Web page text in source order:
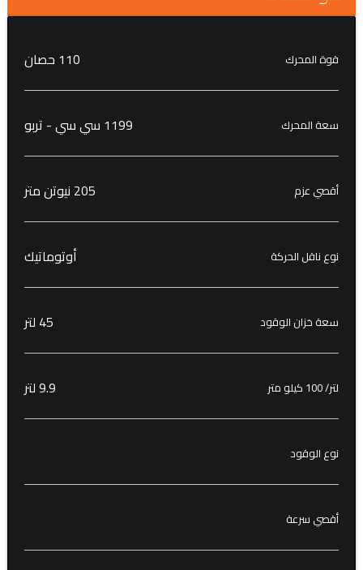
قوة المحرك 110 حصان
سعة المحرك 1199 سي سي - تربو
أقصي عزم 205 نيوتن متر
نوع ناقل الحركة أوتوماتيك
سعة خزان الوقود 45 لتر
لتر/ 100 كيلو متر 9.9 لتر
نوع الوقود
أقصي سرعة